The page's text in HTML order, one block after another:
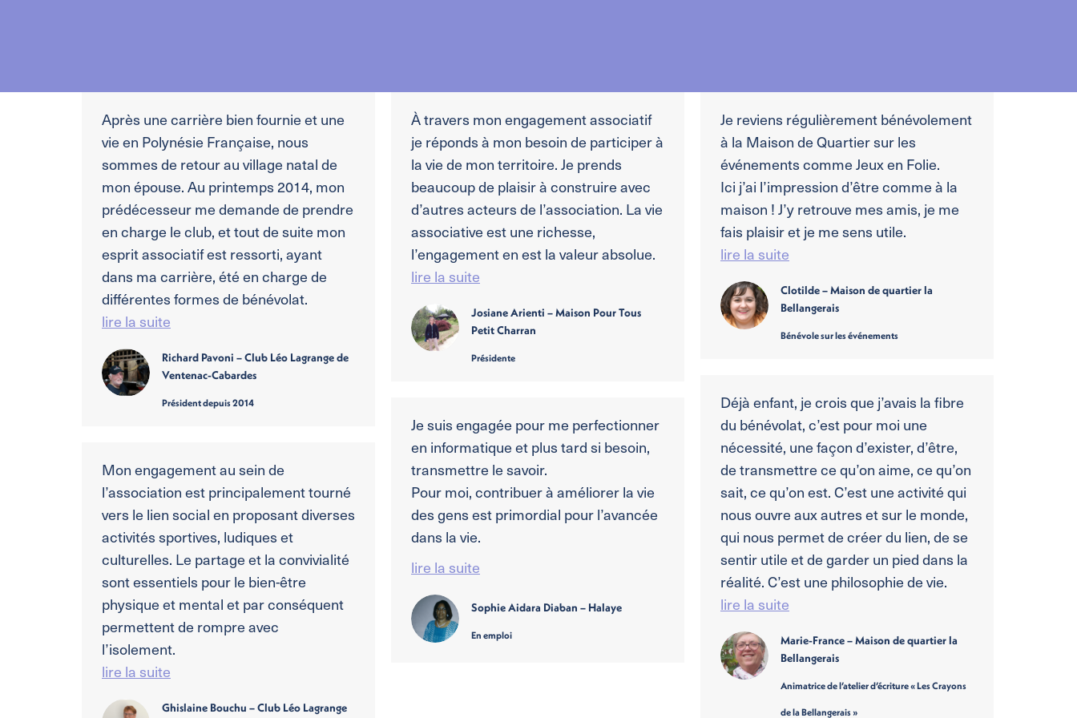
Après une carrière bien fournie et une
vie en Polynésie Française, nous
sommes de retour au village natal de
mon épouse. Au printemps 2014, mon
prédécesseur me demande de prendre
en charge le club, et tout de suite mon
esprit associatif est ressorti, ayant
dans ma carrière, été en charge de
différentes formes de bénévolat.
lire la suite
Richard Pavoni – Club Léo Lagrange de
Ventenac-Cabardes
Président depuis 2014
À travers mon engagement associatif
je réponds à mon besoin de participer à
la vie de mon territoire. Je prends
beaucoup de plaisir à construire avec
d’autres acteurs de l’association. La vie
associative est une richesse,
l’engagement en est la valeur absolue.
lire la suite
Josiane Arienti – Maison Pour Tous
Petit Charran
Présidente
Je reviens régulièrement bénévolement
à la Maison de Quartier sur les
événements comme Jeux en Folie.
Ici j’ai l’impression d’être comme à la
maison ! J’y retrouve mes amis, je me
fais plaisir et je me sens utile.
lire la suite
Clotilde – Maison de quartier la
Bellangerais
Bénévole sur les événements
Déjà enfant, je crois que j’avais la fibre
du bénévolat, c’est pour moi une
nécessité, une façon d’exister, d’être,
de transmettre ce qu’on aime, ce qu’on
sait, ce qu’on est. C’est une activité qui
nous ouvre aux autres et sur le monde,
qui nous per­met de créer du lien, de se
sentir utile et de garder un pied dans la
réalité. C’est une philosophie de vie.
lire la suite
Marie-France – Maison de quartier la
Bellangerais
Animatrice de l’atelier d’écriture « Les Crayons
de la Bellangerais »
Je suis engagée pour me perfectionner
en informatique et plus tard si besoin,
transmettre le savoir.
Pour moi, contribuer à améliorer la vie
des gens est primordial pour l’avancée
dans la vie.
lire la suite
Sophie Aidara Diaban – Halaye
En emploi
Mon engagement au sein de
l’association est principalement tourné
vers le lien social en proposant diverses
activités sportives, ludiques et
culturelles. Le partage et la convivialité
sont essentiels pour le bien-être
physique et mental et par conséquent
permettent de rompre avec
l’isolement.
lire la suite
Ghislaine Bouchu – Club Léo Lagrange